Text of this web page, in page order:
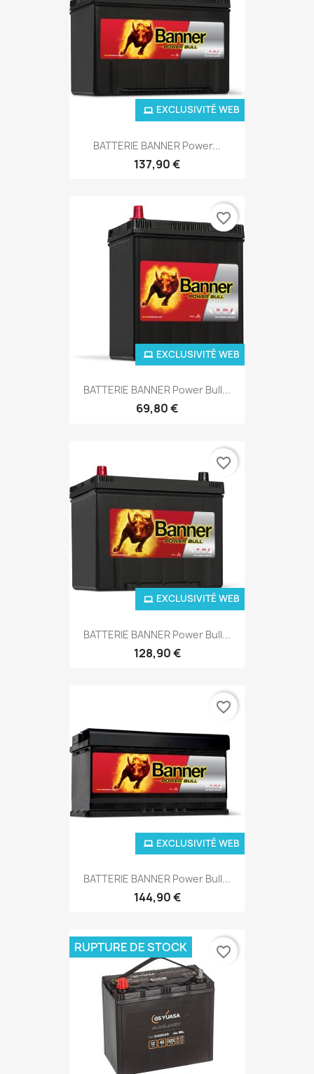
BATTERIE BANNER Power...
137,90 €
EXCLUSIVITÉ WEB
BATTERIE BANNER Power Bull...
69,80 €
EXCLUSIVITÉ WEB
favorite_border
BATTERIE BANNER Power Bull...
128,90 €
EXCLUSIVITÉ WEB
favorite_border
BATTERIE BANNER Power Bull...
144,90 €
EXCLUSIVITÉ WEB
favorite_border
RUPTURE DE STOCK favorite_border